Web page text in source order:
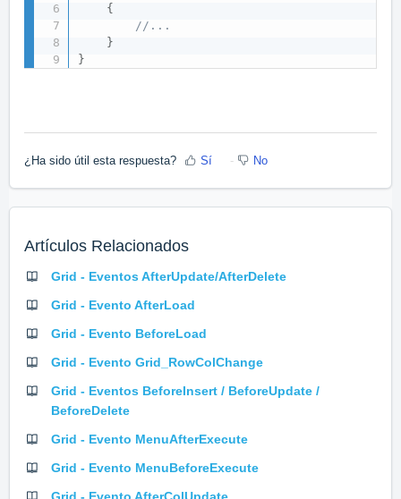
{
//...
}
}
¿Ha sido útil esta respuesta? Sí No
Artículos Relacionados
Grid - Eventos AfterUpdate/AfterDelete
Grid - Evento AfterLoad
Grid - Evento BeforeLoad
Grid - Evento Grid_RowColChange
Grid - Eventos BeforeInsert / BeforeUpdate /
BeforeDelete
Grid - Evento MenuAfterExecute
Grid - Evento MenuBeforeExecute
Grid - Evento AfterColUpdate